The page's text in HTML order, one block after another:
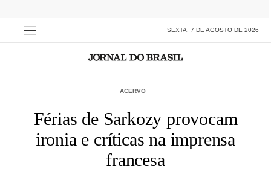
SEXTA, 7 DE AGOSTO DE 2026
ACERVO
Férias de Sarkozy provocam
ironia e críticas na imprensa
francesa